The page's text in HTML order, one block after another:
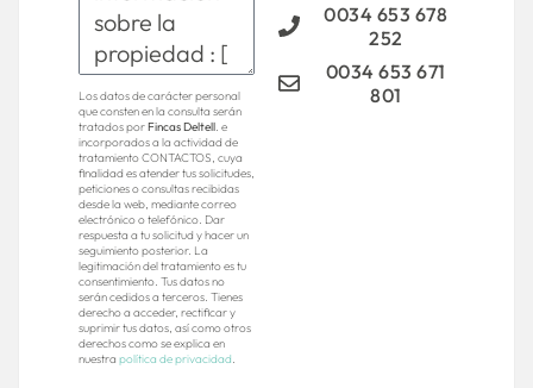
Los datos de carácter personal
que consten en la consulta serán
tratados porFincas Deltell. e
incorporados a la actividad de
tratamiento CONTACTOS, cuya
finalidad es atender tus solicitudes,
peticiones o consultas recibidas
desde la web, mediante correo
electrónico o telefónico. Dar
respuesta a tu solicitud y hacer un
seguimiento posterior. La
legitimación del tratamiento es tu
consentimiento. Tus datos no
serán cedidos a terceros. Tienes
derecho a acceder, rectificar y
suprimir tus datos, así como otros
derechos como se explica en
nuestra política de privacidad.
0034 653 678
252
0034 653 671
801